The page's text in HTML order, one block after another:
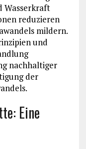
Wasserkraft
reduzieren
mildern.
und
nachhaltiger
der
Eine